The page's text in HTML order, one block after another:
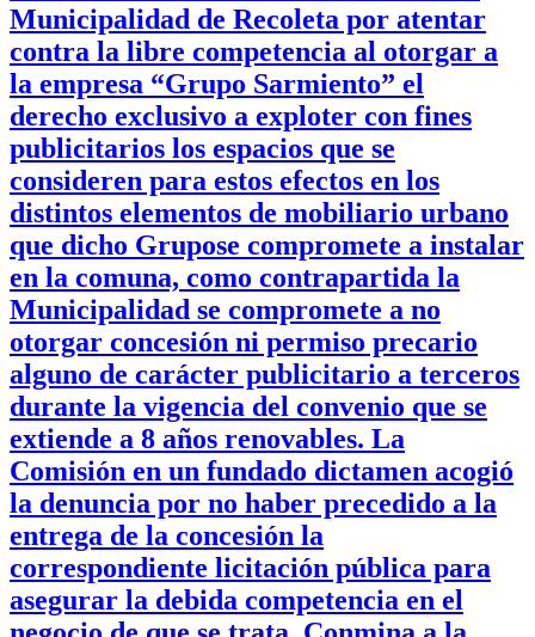
Municipalidad de Recoleta por atentar
contra la libre competencia al otorgar a
la empresa “Grupo Sarmiento” el
derecho exclusivo a exploter con fines
publicitarios los espacios que se
consideren para estos efectos en los
distintos elementos de mobiliario urbano
que dicho Grupose compromete a instalar
en la comuna, como contrapartida la
Municipalidad se compromete a no
otorgar concesión ni permiso precario
alguno de carácter publicitario a terceros
durante la vigencia del convenio que se
extiende a 8 años renovables. La
Comisión en un fundado dictamen acogió
la denuncia por no haber precedido a la
entrega de la concesión la
correspondiente licitación pública para
asegurar la debida competencia en el